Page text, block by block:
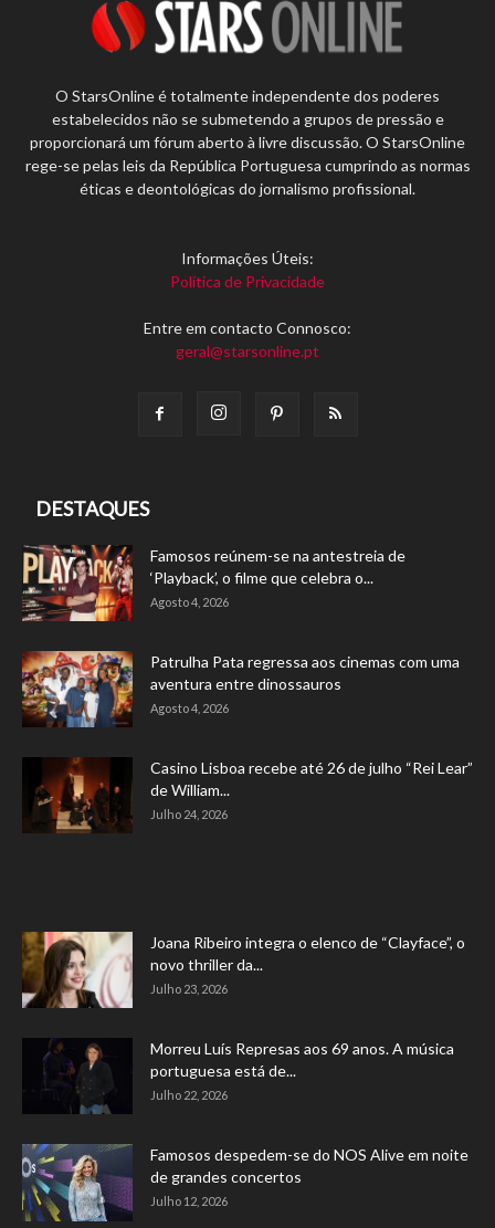
O StarsOnline é totalmente independente dos poderes
estabelecidos não se submetendo a grupos de pressão e
proporcionará um fórum aberto à livre discussão. O StarsOnline
rege-se pelas leis da República Portuguesa cumprindo as normas
éticas e deontológicas do jornalismo profissional.
Informações Úteis:
Política de Privacidade
Entre em contacto Connosco:
geral@starsonline.pt
DESTAQUES
Famosos reúnem-se na antestreia de
‘Playback’, o filme que celebra o...
Agosto 4, 2026
Patrulha Pata regressa aos cinemas com uma
aventura entre dinossauros
Agosto 4, 2026
Casino Lisboa recebe até 26 de julho “Rei Lear”
de William...
Julho 24, 2026
Joana Ribeiro integra o elenco de “Clayface”, o
novo thriller da...
Julho 23, 2026
Morreu Luís Represas aos 69 anos. A música
portuguesa está de...
Julho 22, 2026
Famosos despedem-se do NOS Alive em noite
de grandes concertos
Julho 12, 2026